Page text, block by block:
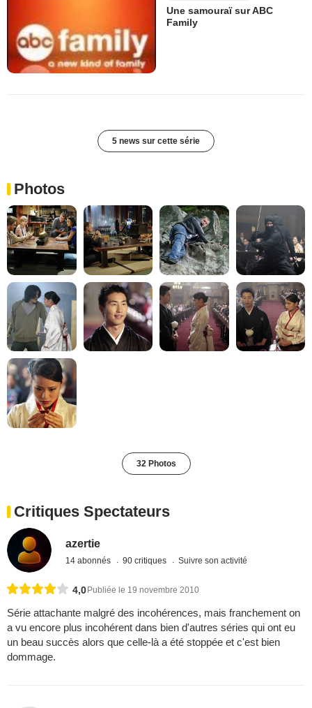
Une samouraï sur ABC
Family
5 news sur cette série
Photos
32 Photos
Critiques Spectateurs
azertie
14 abonnés 90 critiques Suivre son activité
4,0Publiée le 19 novembre 2010
Série attachante malgré des incohérences, mais franchement on
a vu encore plus incohérent dans bien d'autres séries qui ont eu
un beau succès alors que celle-là a été stoppée et c'est bien
dommage.